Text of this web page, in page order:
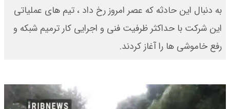
به دنبال این حادثه که عصر امروز رخ داد ، تیم های عملیاتی
این شرکت با حداکثر ظرفیت فنی و اجرایی کار ترمیم شبکه و
رفع خاموشی ها را آغاز کردند.